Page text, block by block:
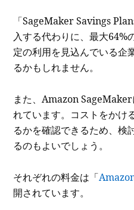
「SageMaker Savings
入する代わりに、最大64%
定の利用を見込んでいる企
るかもしれません。
また、Amazon
れています。コストをかけ
るかを確認できるため、検
るのもよいでしょう。
それぞれの料金は「
開されています。